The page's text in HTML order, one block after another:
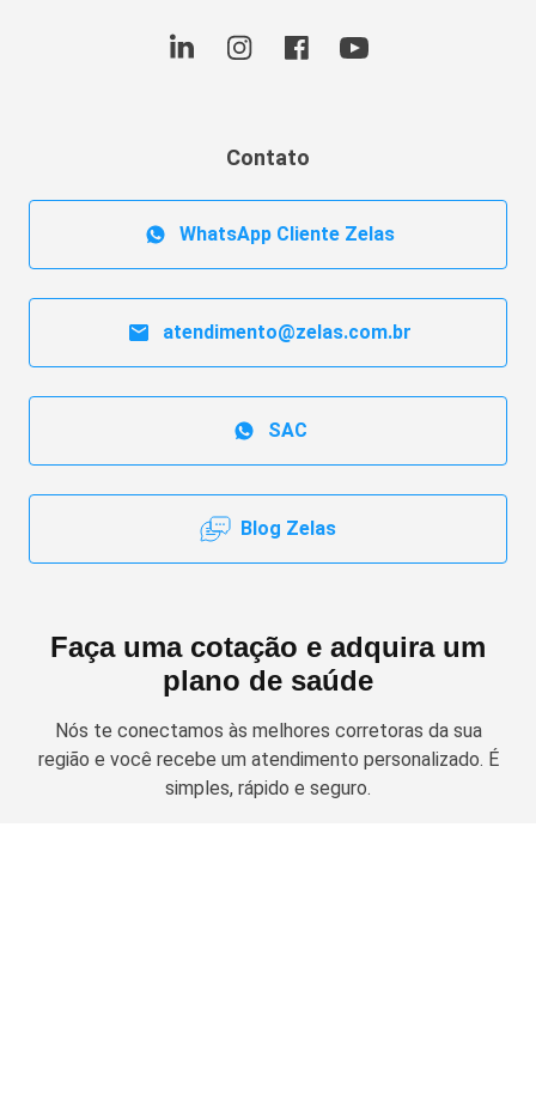
Contato
WhatsApp Cliente Zelas
atendimento@zelas.com.br
SAC
Blog Zelas
Faça uma cotação e adquira um
plano de saúde
Nós te conectamos às melhores corretoras da sua
região e você recebe um atendimento personalizado. É
simples, rápido e seguro.